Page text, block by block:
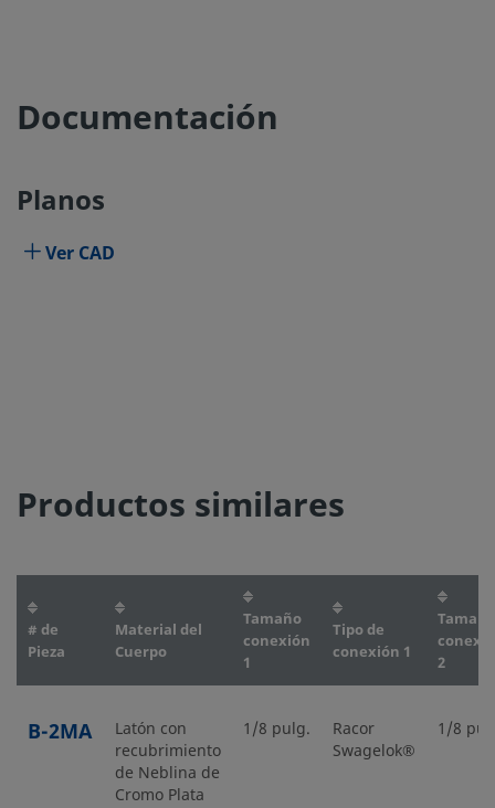
Documentación
Planos
Ver CAD
Productos similares
# de
Pieza
Material del
Cuerpo
Tamaño
conexión
1
Tipo de
conexión 1
Tamaño
2
B-2MA
Latón con
recubrimiento
de Neblina de
Cromo Plata
1/8 pulg.
Racor
Swagelok®
1/8